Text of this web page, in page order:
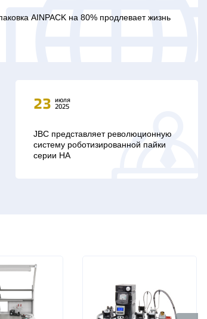
AINPACK на 80% продлевает жизнь
23 июля
2025
JBC представляет революционную
систему роботизированной пайки
серии HA